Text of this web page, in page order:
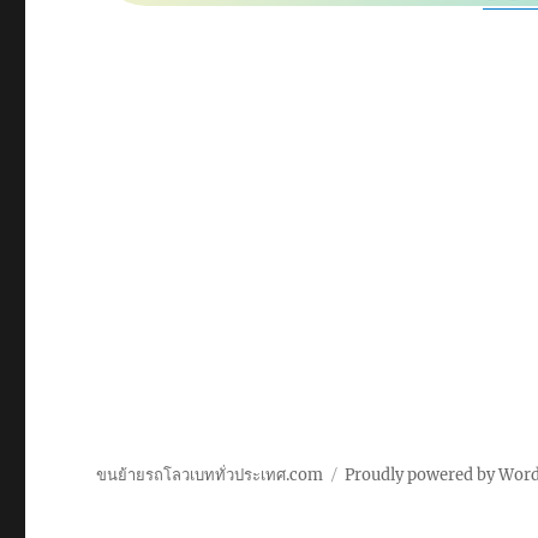
ขนย้ายรถโลวเบททั่วประเทศ.com Proudly powered by